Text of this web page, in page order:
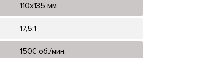
110x135 мм
17,5:1
1500 об./мин.